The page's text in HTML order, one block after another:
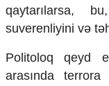
Əlaqə
Missiyamız
qaytarılarsa,
suverenliyini və
Politoloq qeyd
arasında terrora